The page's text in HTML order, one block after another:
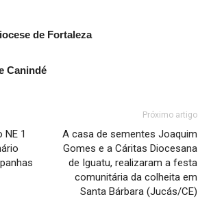
de Fortaleza
Canindé
NE 1
Próximo artigo
A casa de sementes Joaquim
Gomes e a Cáritas Diocesana
de Iguatu, realizaram a festa
comunitária da colheita em
Santa Bárbara (Jucás/CE)